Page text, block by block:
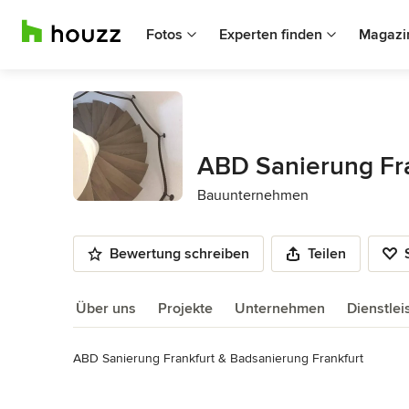
Fotos Experten finden
ABD Sanierung
Bauunternehmen
Bewertung schreiben Teilen
Über uns Projekte Unternehmen
Über uns
ABD Sanierung Frankfurt & Badsanierung Frankfurt